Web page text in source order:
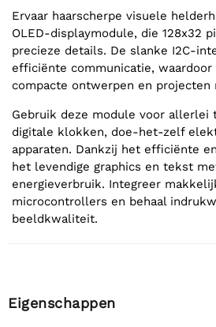
Ervaar haarscherpe visuele
OLED-displaymodule, die 128x32
precieze details. De slanke I2C-
efficiënte communicatie,
compacte ontwerpen en
Gebruik deze module voor allerlei
digitale klokken, doe-het-zelf
apparaten. Dankzij het efficiënte
het levendige graphics en tekst
energieverbruik. Integreer
microcontrollers en behaal
beeldkwaliteit.
Eigenschappen